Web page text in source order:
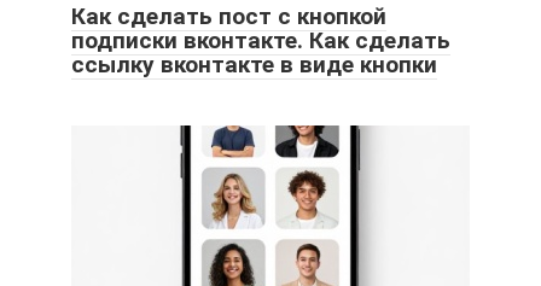
Как сделать пост с кнопкой
подписки вконтакте. Как сделать
ссылку вконтакте в виде кнопки